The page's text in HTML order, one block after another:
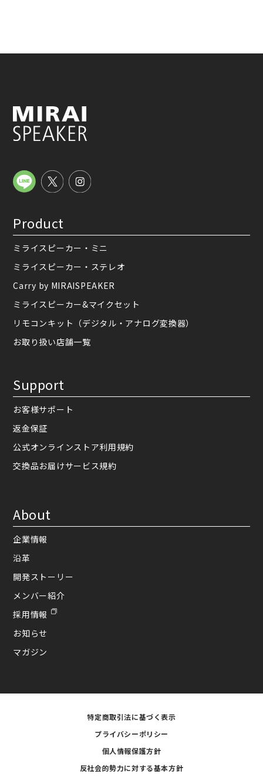
Product
ミライスピーカー・ミニ
ミライスピーカー・ステレオ
Carry by MIRAISPEAKER
ミライスピーカー&マイクセット
リモコンキット（デジタル・アナログ変換器）
お取り扱い店舗一覧
Support
お客様サポート
返金保証
公式オンラインストア利用規約
交換品お届けサービス規約
About
企業情報
沿革
開発ストーリー
メンバー紹介
採用情報
お知らせ
マガジン
特定商取引法に基づく表示
プライバシーポリシー
個人情報保護方針
反社会的勢力に対する基本方針